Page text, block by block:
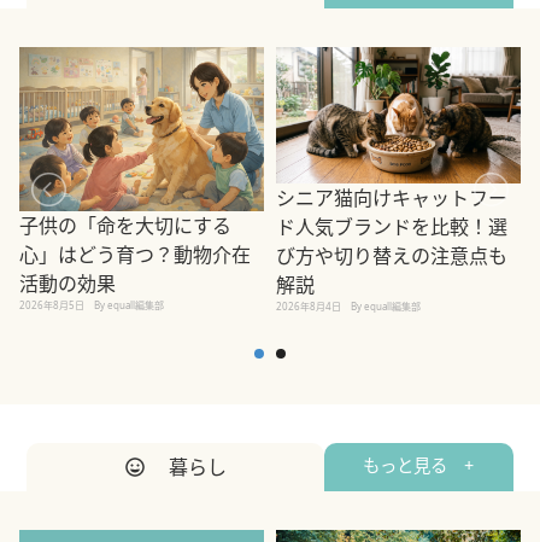
子供の「命を大切にする
心」はどう育つ？動物介在
活動の効果
2026年8月5日 By equall編集部
シニア猫向けキャットフー
ド人気ブランドを比較！選
び方や切り替えの注意点も
解説
2026年8月4日 By equall編集部
暮らし もっと見る +